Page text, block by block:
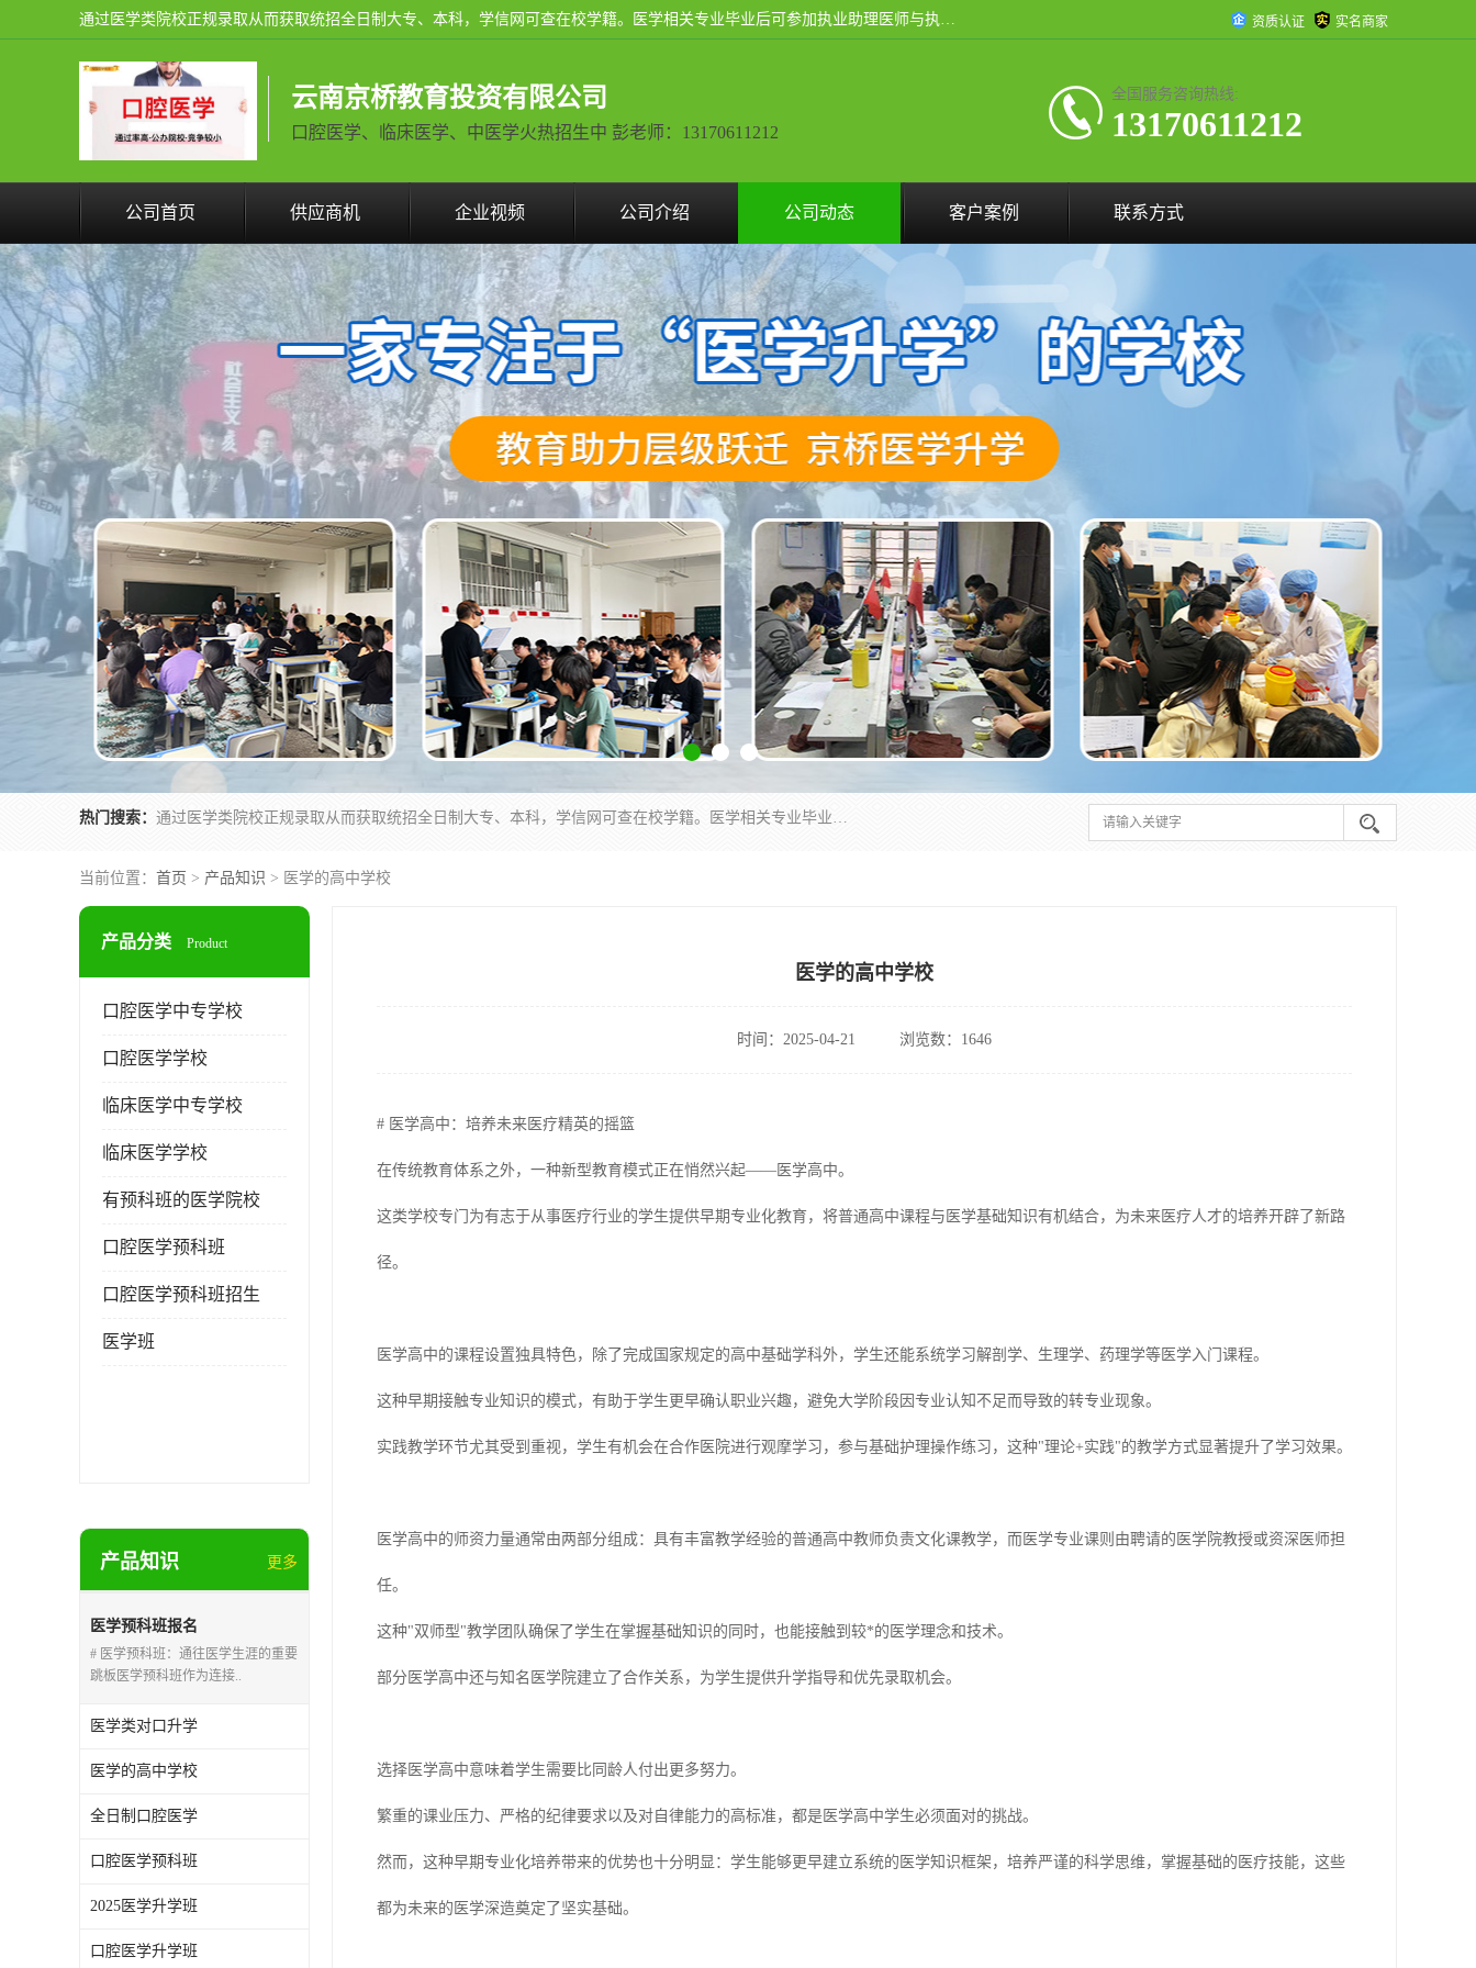
通过医学类院校正规录取从而获取统招全日制大专、本科，学信网可查在校学籍。医学相关专业毕业后可参加执业助理医师与执业医师证书考试（如口腔医学、临床医学、中医学等专业）. 资质认证 实名商家
云南京桥教育投资有限公司
口腔医学、临床医学、中医学火热招生中 彭老师：13170611212
全国服务咨询热线:
13170611212
公司首页 供应商机 企业视频 公司介绍 公司动态 客户案例 联系方式
热门搜索： 通过医学类院校正规录取从而获取统招全日制大专、本科，学信网可查在校学籍。医学相关专业毕业后可参加执业助理医师与执业医师证书考试（如口腔医学、临床医学、中医学等专业）.
当前位置： 首页 > 产品知识 > 医学的高中学校
产品分类 Product
口腔医学中专学校
口腔医学学校
临床医学中专学校
临床医学学校
有预科班的医学院校
口腔医学预科班
口腔医学预科班招生
医学班
产品知识 更多
医学预科班报名
# 医学预科班：通往医学生涯的重要
跳板医学预科班作为连接..
医学类对口升学
医学的高中学校
全日制口腔医学
口腔医学预科班
2025医学升学班
口腔医学升学班
医学的高中学校
时间：2025-04-21 浏览数：1646
# 医学高中：培养未来医疗精英的摇篮
在传统教育体系之外，一种新型教育模式正在悄然兴起——医学高中。
这类学校专门为有志于从事医疗行业的学生提供早期专业化教育，将普通高中课程与医学基础知识有机结合，为未来医疗人才的培养开辟了新路
径。
医学高中的课程设置独具特色，除了完成国家规定的高中基础学科外，学生还能系统学习解剖学、生理学、药理学等医学入门课程。
这种早期接触专业知识的模式，有助于学生更早确认职业兴趣，避免大学阶段因专业认知不足而导致的转专业现象。
实践教学环节尤其受到重视，学生有机会在合作医院进行观摩学习，参与基础护理操作练习，这种"理论+实践"的教学方式显著提升了学习效果。
医学高中的师资力量通常由两部分组成：具有丰富教学经验的普通高中教师负责文化课教学，而医学专业课则由聘请的医学院教授或资深医师担
任。
这种"双师型"教学团队确保了学生在掌握基础知识的同时，也能接触到较*的医学理念和技术。
部分医学高中还与知名医学院建立了合作关系，为学生提供升学指导和优先录取机会。
选择医学高中意味着学生需要比同龄人付出更多努力。
繁重的课业压力、严格的纪律要求以及对自律能力的高标准，都是医学高中学生必须面对的挑战。
然而，这种早期专业化培养带来的优势也十分明显：学生能够更早建立系统的医学知识框架，培养严谨的科学思维，掌握基础的医疗技能，这些
都为未来的医学深造奠定了坚实基础。